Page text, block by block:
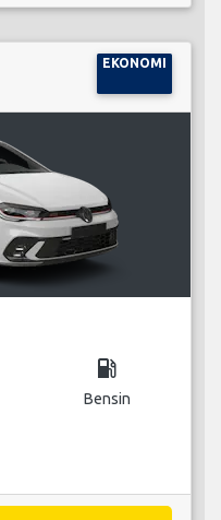
EKONOMI
local_gas_station
Bensin